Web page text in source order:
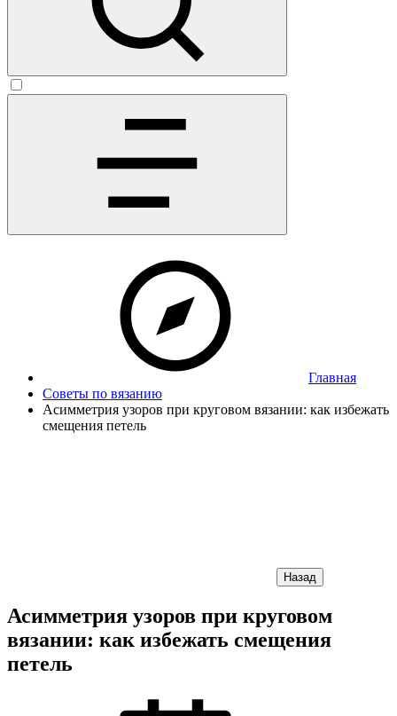
Главная
Советы по вязанию
Асимметрия узоров при круговом вязании: как избежать
смещения петель
Назад
Асимметрия узоров при круговом
вязании: как избежать смещения
петель